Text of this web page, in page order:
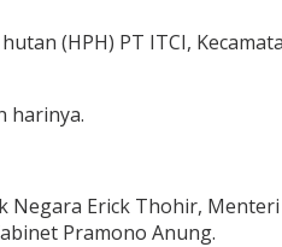
(HPH) PT ITCI,
harinya.
Erick Thohir,
Pramono Anung.